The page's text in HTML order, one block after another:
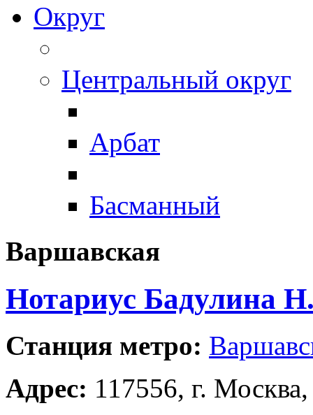
Округ
Центральный округ
Арбат
Басманный
Варшавская
Нотариус Бадулина
Станция метро:
Адрес: 117556, г.